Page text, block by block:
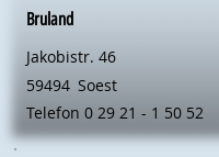
Bruland
Jakobistr. 46
59494 Soest
Telefon 0 29 21 - 1 50 52